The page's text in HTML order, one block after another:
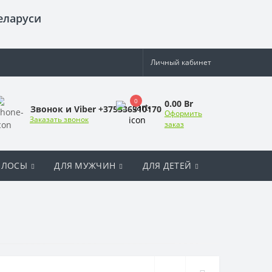
Личный кабинет
Звонок и Viber +375336310170
Заказать звонок
0 0.00 Br
Оформить
заказ
ДЛЯ МУЖЧИН ДЛЯ ДЕТЕЙ